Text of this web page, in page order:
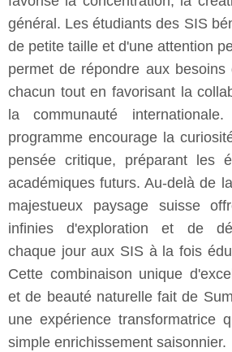
général. Les étudiants des SIS
de petite taille et d'une attention
permet de répondre aux besoins
chacun tout en favorisant la
la communauté
programme encourage la
pensée critique, préparant les
académiques futurs. Au-delà de
majestueux paysage suisse
infinies d'exploration et de
chaque jour aux SIS à la fois
Cette combinaison unique
et de beauté naturelle fait de
une expérience transformatrice
simple enrichissement saisonnier.